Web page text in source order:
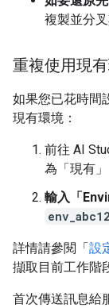
複製並分叉
重複使用現
如果您已花時間
現有環境：
前往 AI
為「現有」
輸入「
詳情請參閱「設
擷取目前工作階
首次傳送訊息給